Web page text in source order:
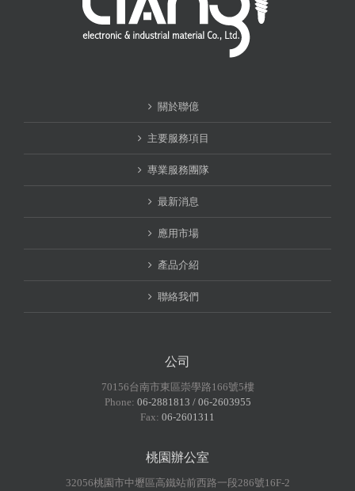
關於聯億
主要服務項目
專業服務團隊
最新消息
應用市場
產品介紹
聯絡我們
公司
70156台南市東區崇學路166號5樓
Phone: 06-2881813 / 06-2603955
Fax: 06-2601311
桃園辦公室
32056桃園市中壢區高鐵站前西路一段286號16F-2